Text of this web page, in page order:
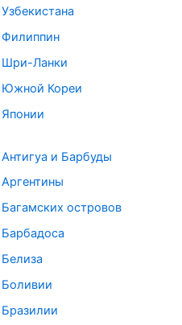
Филиппин
Шри-Ланки
Южной Кореи
и Барбуды
островов
Боливии